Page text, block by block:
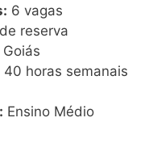
6 vagas
reserva
40 horas semanais
Ensino Médio